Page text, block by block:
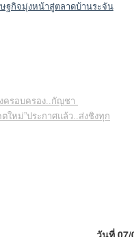
ษฐกิจมุ่งหน้าสู่ตลาดบ้านระจัน
ครอบครอง..กัญชา
ใหม่”ประกาศแล้ว..ส่งชิงทุก